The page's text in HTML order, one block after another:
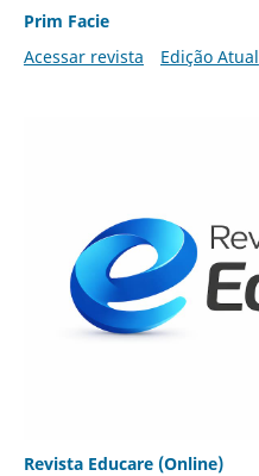
Prim Facie
Acessar revista
Edição Atual
Revista Educare (Online)